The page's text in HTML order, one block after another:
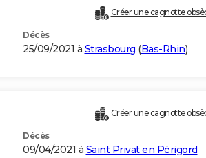
Créer une cagnotte
Décès
25/09/2021 à Strasbourg (Bas-Rhin)
Créer une cagnotte
Décès
09/04/2021 à Saint Privat en Périgord